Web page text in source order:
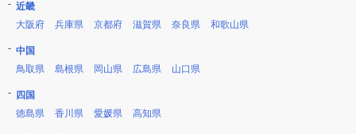
近畿
大阪府
兵庫県 京都府 滋賀県 奈良県 和歌山県
中国
鳥取県
島根県 岡山県 広島県 山口県
四国
徳島県
香川県 愛媛県 高知県